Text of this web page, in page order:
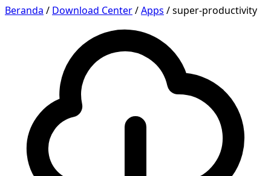
Beranda / Download Center/Apps /super-productivity